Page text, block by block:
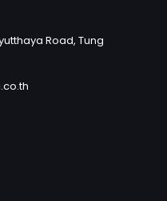
Road, Tung